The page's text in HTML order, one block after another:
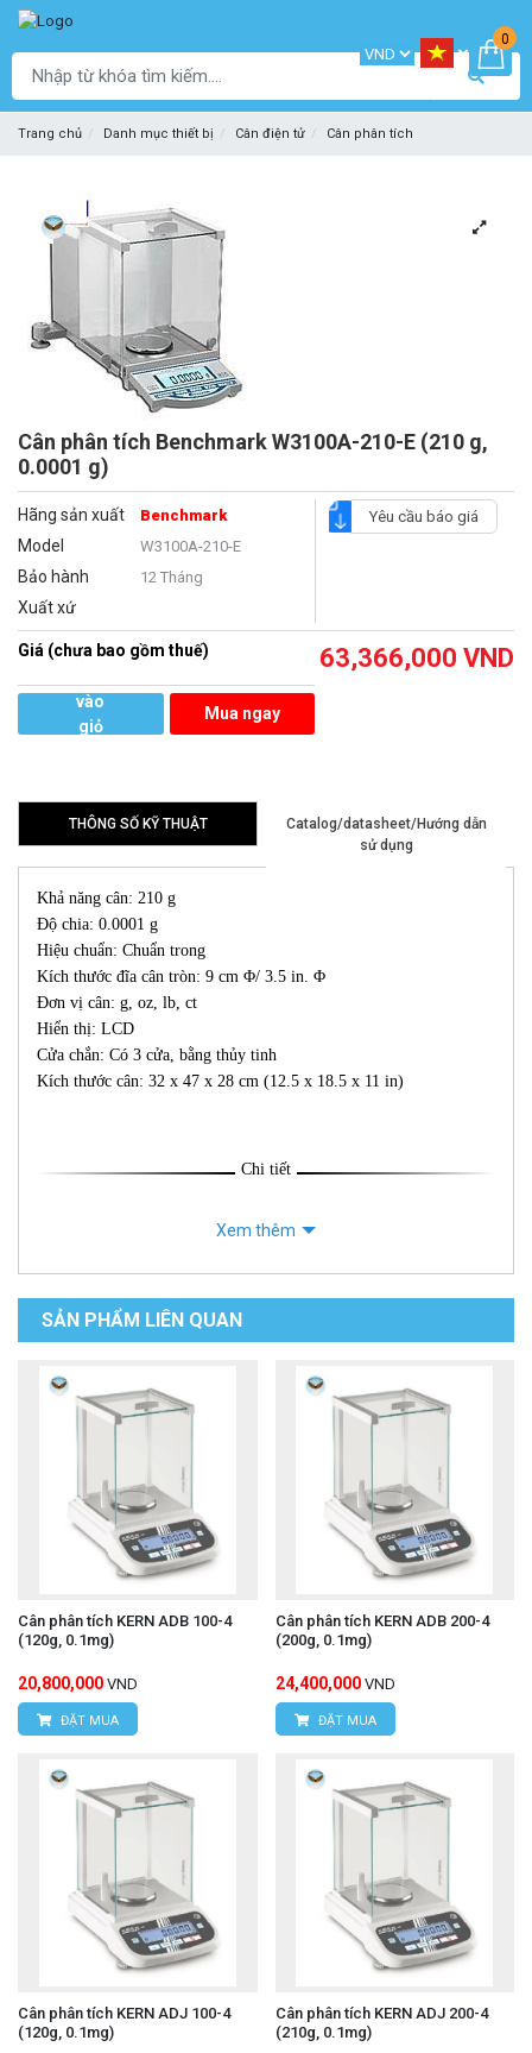
0
Trang chủ Danh mục thiết bị Cân điện tử Cân phân tích
Cân phân tích Benchmark W3100A-210-E (210 g,
0.0001 g)
Hãng sản xuất Benchmark
Model W3100A-210-E
Bảo hành 12 Tháng
Xuất xứ
Yêu cầu báo giá
Giá (chưa bao gồm thuế) 63,366,000 VND
vào
giỏ
Mua ngay
THÔNG SỐ KỸ THUẬT
Catalog/datasheet/Hướng dẫn
sử dụng
Khả năng cân: 210 g
Độ chia: 0.0001 g
Hiệu chuẩn: Chuẩn trong
Kích thước đĩa cân tròn: 9 cm Φ/ 3.5 in. Φ
Đơn vị cân: g, oz, lb, ct
Hiển thị: LCD
Cửa chắn: Có 3 cửa, bằng thủy tinh
Kích thước cân: 32 x 47 x 28 cm (12.5 x 18.5 x 11 in)
Chi tiết
Xem thêm
SẢN PHẨM LIÊN QUAN
Cân phân tích KERN ADB 100-4
(120g, 0.1mg)
20,800,000 VND
ĐẶT MUA
Cân phân tích KERN ADB 200-4
(200g, 0.1mg)
24,400,000 VND
ĐẶT MUA
Cân phân tích KERN ADJ 100-4
(120g, 0.1mg)
Cân phân tích KERN ADJ 200-4
(210g, 0.1mg)